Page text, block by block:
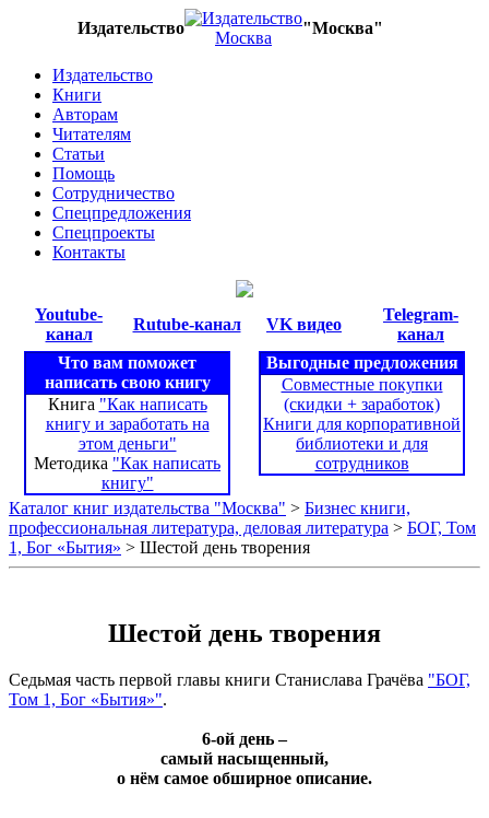
Издательство "Москва"
Издательство
Книги
Авторам
Читателям
Статьи
Помощь
Сотрудничество
Спецпредложения
Спецпроекты
Контакты
Youtube-
канал
Rutube-канал VK видео
Telegram-
канал
Что вам поможет
написать свою книгу
Книга "Как написать
книгу и заработать на
этом деньги"
Методика "Как написать
книгу"
Выгодные предложения
Совместные покупки
(скидки + заработок)
Книги для корпоративной
библиотеки и для
сотрудников
Каталог книг издательства "Москва" > Бизнес книги,
профессиональная литература, деловая литература > БОГ, Том
1, Бог «Бытия» > Шестой день творения
Шестой день творения
Седьмая часть первой главы книги Станислава Грачёва "БОГ,
Том 1, Бог «Бытия»".
6-ой день –
самый насыщенный,
о нём самое обширное описание.